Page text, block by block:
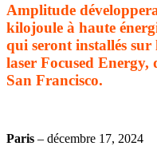
Amplitude
kilojoule à haute
qui seront installés sur
laser Focused Energy,
San Francisco.
Paris – décembre 17, 2024